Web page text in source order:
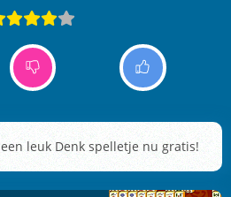
leuk Denk spelletje nu gratis!